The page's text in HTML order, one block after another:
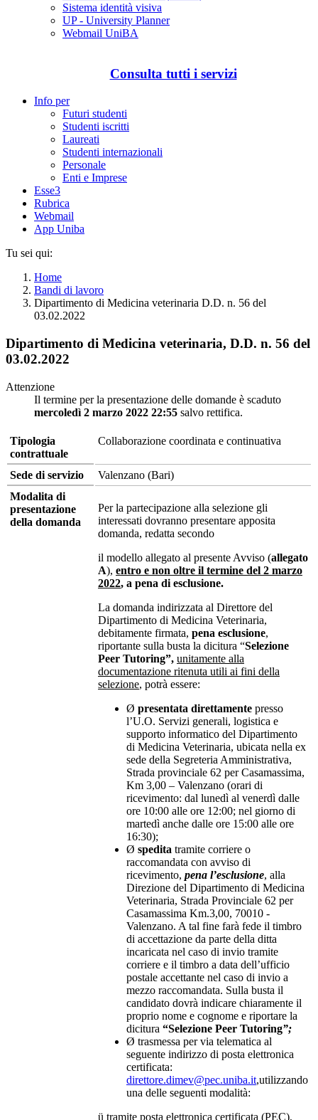
Sistema identità visiva
UP - University Planner
Webmail UniBA
Consulta tutti i servizi
Info per
Futuri studenti
Studenti iscritti
Laureati
Studenti internazionali
Personale
Enti e Imprese
Esse3
Rubrica
Webmail
App Uniba
Tu sei qui:
Home
Bandi di lavoro
Dipartimento di Medicina veterinaria D.D. n. 56 del
03.02.2022
Dipartimento di Medicina veterinaria, D.D. n. 56 del
03.02.2022
Attenzione
Il termine per la presentazione delle domande è scaduto
mercoledì 2 marzo 2022 22:55 salvo rettifica.
Tipologia
contrattuale
Collaborazione coordinata e continuativa
Sede di servizio
Valenzano (Bari)
Modalita di
presentazione
della domanda
Per la partecipazione alla selezione gli
interessati dovranno presentare apposita
domanda, redatta secondo
il modello allegato al presente Avviso (allegato
A), entro e non oltre il termine del 2 marzo
2022, a pena di esclusione.
La domanda indirizzata al Direttore del
Dipartimento di Medicina Veterinaria,
debitamente firmata, pena esclusione,
riportante sulla busta la dicitura “Selezione
Peer Tutoring”, unitamente alla
documentazione ritenuta utili ai fini della
selezione, potrà essere:
Ø presentata direttamente presso
l’U.O. Servizi generali, logistica e
supporto informatico del Dipartimento
di Medicina Veterinaria, ubicata nella ex
sede della Segreteria Amministrativa,
Strada provinciale 62 per Casamassima,
Km 3,00 – Valenzano (orari di
ricevimento: dal lunedì al venerdì dalle
ore 10:00 alle ore 12:00; nel giorno di
martedì anche dalle ore 15:00 alle ore
16:30);
Ø spedita tramite corriere o
raccomandata con avviso di
ricevimento, pena l’esclusione, alla
Direzione del Dipartimento di Medicina
Veterinaria, Strada Provinciale 62 per
Casamassima Km.3,00, 70010 -
Valenzano. A tal fine farà fede il timbro
di accettazione da parte della ditta
incaricata nel caso di invio tramite
corriere e il timbro a data dell’ufficio
postale accettante nel caso di invio a
mezzo raccomandata. Sulla busta il
candidato dovrà indicare chiaramente il
proprio nome e cognome e riportare la
dicitura “Selezione Peer Tutoring”;
Ø trasmessa per via telematica al
seguente indirizzo di posta elettronica
certificata:
direttore.dimev@pec.uniba.it,utilizzando
una delle seguenti modalità:
ü tramite posta elettronica certificata (PEC),